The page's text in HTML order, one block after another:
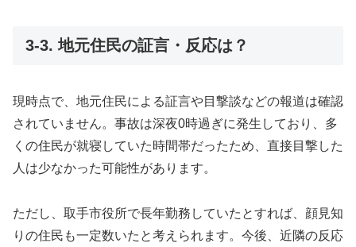
3-3. 地元住民の証言・反応は？
現時点で、地元住民による証言や目撃談などの報道は確認
されていません。事故は深夜0時過ぎに発生しており、多
くの住民が就寝していた時間帯だったため、直接目撃した
人は少なかった可能性があります。
ただし、取手市役所で長年勤務していたとすれば、顔見知
りの住民も一定数いたと考えられます。今後、近隣の反応